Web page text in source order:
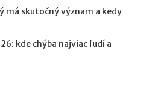
má skutočný význam a kedy
kde chýba najviac ľudí a